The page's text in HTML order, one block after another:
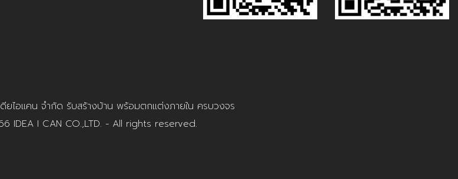
ยไอแคน จำกัด รับสร้างบ้าน พร้อมตกแต่งภายใน ครบวงจร
IDEA I CAN CO.,LTD. - All rights reserved.